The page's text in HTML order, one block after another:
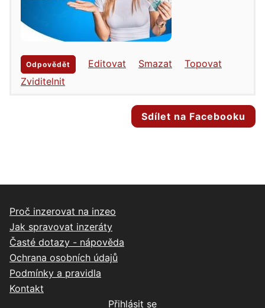
Odpovědět Editovat Smazat
Topovat
Zviditelnit
Sdílet na Facebooku
Proč inzerovat na inzeo
Jak spravovat inzeráty
Časté dotazy - nápověda
Ochrana osobních údajů
Podmínky a pravidla
Kontakt
Přihlásit se